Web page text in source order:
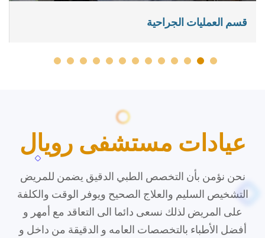
عيادات مستشفى رويال
نحن نؤمن بأن التخصص الطبي الدقيق يضمن للمريض
التشخيص السليم والعلاج الصحيح ويوفر الوقت والكلفة
على المريض لذلك نسعى دائما الى التعاقد مع أمهر و
أفضل الأطباء بالتخصصات العامه و الدقيقة من داخل و
قسم العمليات الجراحية